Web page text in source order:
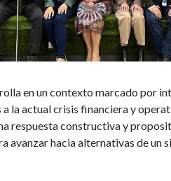
en un contexto marcado por
la actual crisis financiera y
respuesta constructiva y
hacia alternativas de un